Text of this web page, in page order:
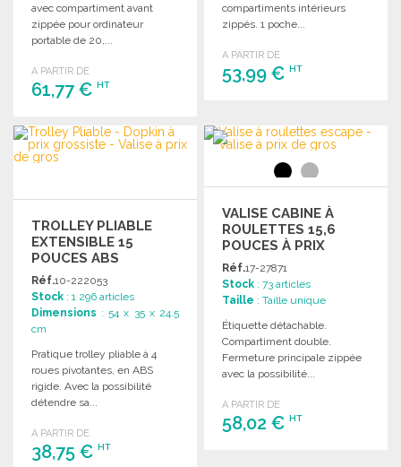
avec compartiment avant
zippée pour ordinateur
portable de 20,...
A PARTIR DE
61,77 € HT
COMMANDER
Demander un devis
compartiments intérieurs
zippés. 1 poche...
A PARTIR DE
53,99 €HT
Demander un devis
TROLLEY PLIABLE
EXTENSIBLE 15
POUCES ABS
Réf.10-222053
Stock : 1 296 articles
Dimensions : 54 x 35 x 24.5
cm
Pratique trolley pliable à 4
roues pivotantes, en ABS
rigide. Avec la possibilité
détendre sa...
A PARTIR DE
38,75 € HT
VALISE CABINE À
ROULETTES 15,6
POUCES À PRIX
GROSSISTE
Réf.17-27871
Stock : 73 articles
Taille : Taille unique
Étiquette détachable.
Compartiment double.
Fermeture principale zippée
avec la possibilité...
A PARTIR DE
58,02 €HT